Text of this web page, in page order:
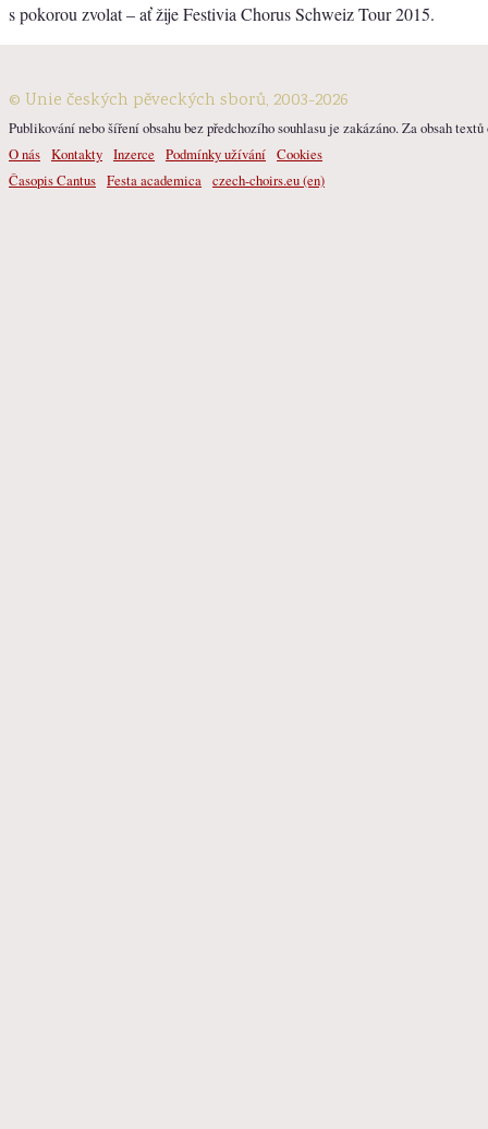
s pokorou zvolat – ať žije Festivia Chorus Schweiz Tour 2015.
© Unie českých pěveckých sborů, 2003-2026
Publikování nebo šíření obsahu bez předchozího souhlasu je zakázáno. Za obsah
O nás Kontakty Inzerce Podmínky užívání Cookies
Časopis Cantus Festa academica czech-choirs.eu (en)